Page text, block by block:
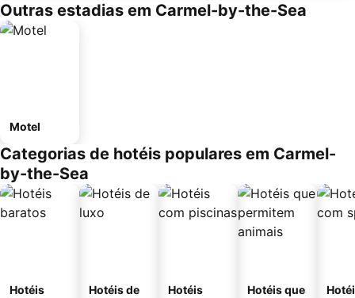
Outras estadias em Carmel-by-the-Sea
Motel
Categorias de hotéis populares em Carmel-
by-the-Sea
Hotéis
Hotéis de
Hotéis
Hotéis que